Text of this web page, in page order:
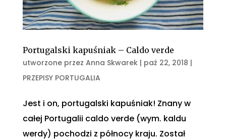
Portugalski kapuśniak – Caldo verde
utworzone przez Anna Skwarek| paź 22, 2018 |
PRZEPISY PORTUGALIA
Jest i on, portugalski kapuśniak! Znany w
całej Portugalii caldo verde (wym. kaldu
werdy) pochodzi z północy kraju. Został